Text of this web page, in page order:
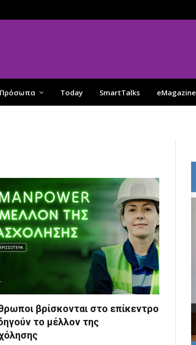
Πρόσωπα Today SmartTalks eMagazine
βρίσκονται στο επίκεντρο
το μέλλον της